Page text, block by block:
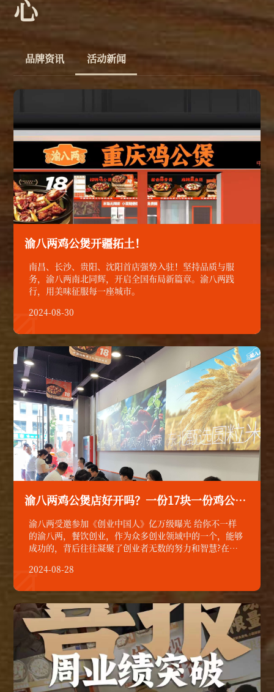
心
品牌资讯 活动新闻
渝八两鸡公煲开疆拓土！
南昌、长沙、贵阳、沈阳首店强势入驻！坚持品质与服
务，渝八两南北同辉，开启全国布局新篇章。渝八两践
行，用美味征服每一座城市。
2024-08-30
渝八两鸡公煲店好开吗？一份17块一份鸡公煲毛利润可观！
渝八两受邀参加《创业中国人》亿万级曝光 给你不一样
的渝八两，餐饮创业，作为众多创业领域中的一个，能够
成功的，背后往往凝聚了创业者无数的努力和智慧?在这
质呢？渝八两重磅登录《创业中国人》；
2024-08-28